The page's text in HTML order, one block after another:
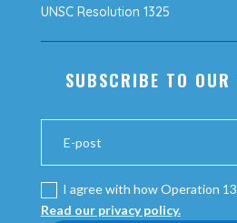
UNSC Resolution 1325
SUBSCRIBE TO OUR
I agree with how Operation
Read our privacy policy.